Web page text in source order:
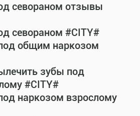
севораном отзывы
севораном #CITY#
общим наркозом
зубы под
#CITY#
наркозом взрослому